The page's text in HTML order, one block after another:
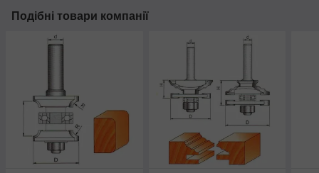
Подібні товари компанії